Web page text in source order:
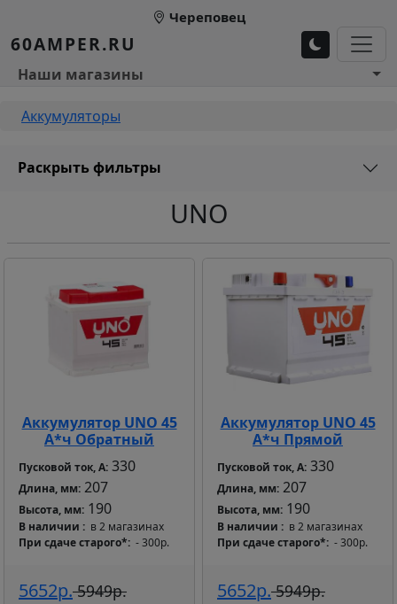
Перейти к основному содержанию
Череповец
60AMPER.RU
Основное меню 1
Наши магазины
Строка навигации
Аккумуляторы
Раскрыть фильтры
UNO
Аккумулятор UNO 45
А*ч Обратный
Пусковой ток, А: 330
Длина, мм: 207
Высота, мм: 190
В наличии
в 2 магазинах
При сдаче старого* - 300р.
5652р.5949р.
Аккумулятор UNO 45
А*ч Прямой
Пусковой ток, А: 330
Длина, мм: 207
Высота, мм: 190
В наличии
в 2 магазинах
При сдаче старого* - 300р.
5652р.5949р.